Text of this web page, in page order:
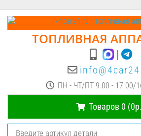
ТОПЛИВНАЯ
|
ПН - ЧТ/ПТ 9.00 - 17.00/
Товаров 0